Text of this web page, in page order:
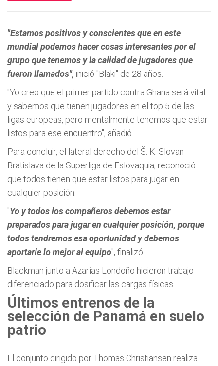
"Estamos positivos y conscientes que en este
mundial podemos hacer cosas interesantes por el
grupo que tenemos y la calidad de jugadores que
fueron llamados", inició "Blaki" de 28 años.
"Yo creo que el primer partido contra Ghana será vital
y sabemos que tienen jugadores en el top 5 de las
ligas europeas, pero mentalmente tenemos que estar
listos para ese encuentro", añadió.
Para concluir, el lateral derecho del Š. K. Slovan
Bratislava de la Superliga de Eslovaquia, reconoció
que todos tienen que estar listos para jugar en
cualquier posición.
"Yo y todos los compañeros debemos estar
preparados para jugar en cualquier posición, porque
todos tendremos esa oportunidad y debemos
aportarle lo mejor al equipo", finalizó.
Blackman junto a Azarías Londoño hicieron trabajo
diferenciado para dosificar las cargas físicas.
Últimos entrenos de la
selección de Panamá en suelo
patrio
El conjunto dirigido por Thomas Christiansen realiza